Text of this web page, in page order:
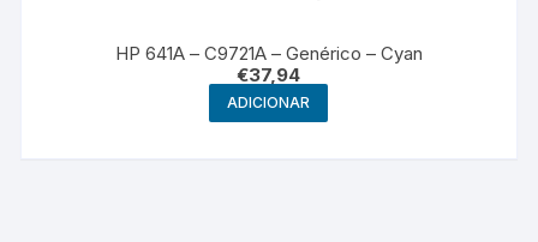
HP 641A – C9721A – Genérico – Cyan
€37,94
ADICIONAR